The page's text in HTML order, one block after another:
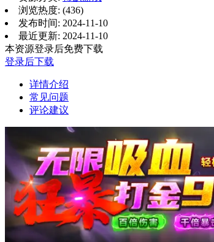
浏览热度: (436)
发布时间: 2024-11-10
最近更新: 2024-11-10
本资源登录后免费下载
登录后下载
详情介绍
常见问题
评论建议